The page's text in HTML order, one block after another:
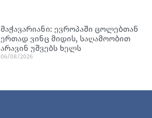
მაჭავარიანი: ევროპაში ცოლებთან
ერთად ვინც მიდის, საღამოობით
არავინ უშვებს ხელს
06/08/2026